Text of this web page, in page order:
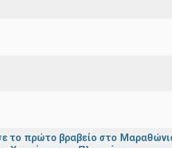
το πρώτο βραβείο στο